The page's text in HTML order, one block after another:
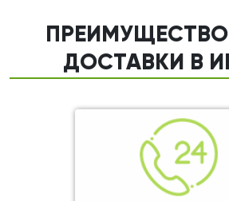
ДОСТАВКИ В